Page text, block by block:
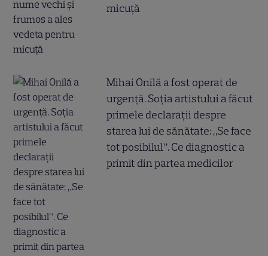
micuță
Mihai Onilă a fost operat de
urgență. Soția artistului a făcut
primele declarații despre
starea lui de sănătate: „Se face
tot posibilul”. Ce diagnostic a
primit din partea medicilor